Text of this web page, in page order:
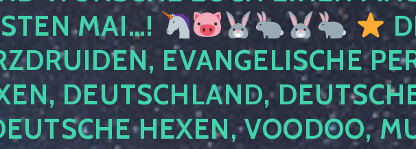
MAI…!
EVANGELISCHE
DEUTSCHLAND,
HEXEN, VOODOO,